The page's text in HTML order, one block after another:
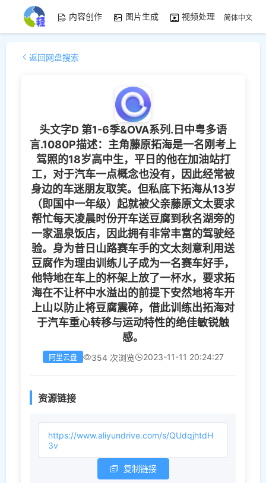
内容创作 图片生成 视频处理 资源素
简体中文
返回网盘搜索
头文字D 第1-6季&OVA系列.日中粤多语
言.1080P描述：主角藤原拓海是一名刚考上
驾照的18岁高中生，平日的他在加油站打
工，对于汽车一点概念也没有，因此经常被
身边的车迷朋友取笑。但私底下拓海从13岁
（即国中一年级）起就被父亲藤原文太要求
帮忙每天凌晨时份开车送豆腐到秋名湖旁的
一家温泉饭店，因此拥有非常丰富的驾驶经
验。身为昔日山路赛车手的文太刻意利用送
豆腐作为理由训练儿子成为一名赛车好手，
他特地在车上的杯架上放了一杯水，要求拓
海在不让杯中水溢出的前提下安然地将车开
上山以防止将豆腐震碎，借此训练出拓海对
于汽车重心转移与运动特性的绝佳敏锐触
感。
阿里云盘 354 次浏览 2023-11-11 20:24:27
资源链接
https://www.aliyundrive.com/s/QUdqjhtdH
3v
复制链接